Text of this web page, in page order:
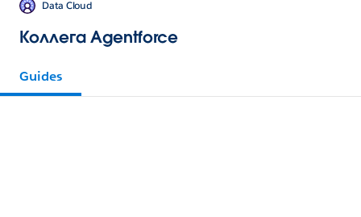
Data Cloud
Коллега Agentforce
Guides